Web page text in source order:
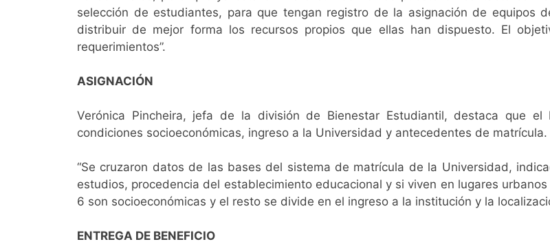
selección de estudiantes, para que tengan registro de la asignación de equipos
distribuir de mejor forma los recursos propios que ellas han dispuesto. El
requerimientos”.
ASIGNACIÓN
Verónica Pincheira, jefa de la división de Bienestar Estudiantil, destaca que
condiciones socioeconómicas, ingreso a la Universidad y antecedentes de matrícula.
“Se cruzaron datos de las bases del sistema de matrícula de la Universidad,
estudios, procedencia del establecimiento educacional y si viven en lugares
6 son socioeconómicas y el resto se divide en el ingreso a la institución y la
ENTREGA DE BENEFICIO